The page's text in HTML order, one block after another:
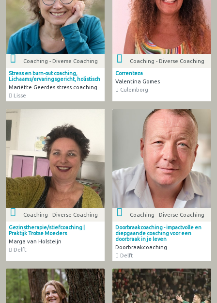
Coaching - Diverse Coaching
Stress en burn-out coaching,
Lichaams/ervaringsgericht, holistisch
Mariëtte Geerdes stress coaching
Lisse
Coaching - Diverse Coaching
Correnteza
Valentina Gomes
Culemborg
Coaching - Diverse Coaching
Gezinstherapie/stiefcoaching |
Praktijk Trotse Moeders
Marga van Holsteijn
Delft
Coaching - Diverse Coaching
Doorbraakcoaching - impactvolle en
diepgaande coaching voor een
doorbraak in je leven
Doorbraakcoaching
Delft